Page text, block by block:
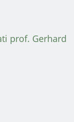
prof. Gerhard